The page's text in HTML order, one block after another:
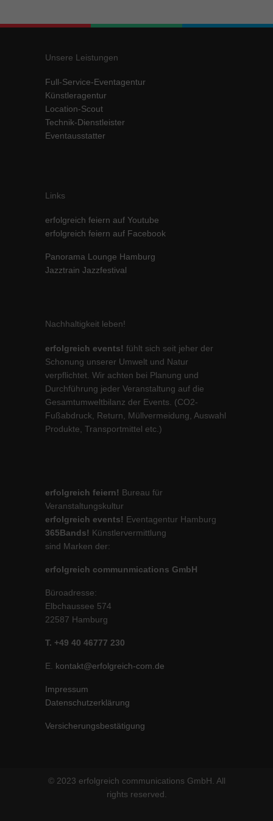
Unsere Leistungen
Full-Service-Eventagentur
Künstleragentur
Location-Scout
Technik-Dienstleister
Eventausstatter
Links
erfolgreich feiern auf Youtube
erfolgreich feiern auf Facebook
Panorama Lounge Hamburg
Jazztrain Jazzfestival
Nachhaltigkeit leben!
erfolgreich events! fühlt sich seit jeher der
Schonung unserer Umwelt und Natur
verpflichtet. Wir achten bei Planung und
Durchführung jeder Veranstaltung auf die
Gesamtumweltbilanz der Events. (CO2-
Fußabdruck, Return, Müllvermeidung, Auswahl
Produkte, Transportmittel etc.)
erfolgreich feiern! Bureau für
Veranstaltungskultur
erfolgreich events! Eventagentur Hamburg
365Bands! Künstlervermittlung
sind Marken der:
erfolgreich communmications GmbH
Büroadresse:
Elbchaussee 574
22587 Hamburg
T. +49 40 46777 230
E. kontakt@erfolgreich-com.de
Impressum
Datenschutzerklärung
Versicherungsbestätigung
© 2023 erfolgreich communications GmbH. All
rights reserved.
standardmäßig blockiert. Wenn Cookies von externen Medien akzeptiert
Cookie-Informationen anzeigen
powered by Borlabs Cookie